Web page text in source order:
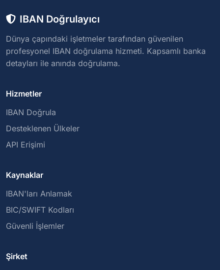
IBAN Doğrulayıcı
Dünya çapındaki işletmeler tarafından güvenilen
profesyonel IBAN doğrulama hizmeti. Kapsamlı banka
detayları ile anında doğrulama.
Hizmetler
IBAN Doğrula
Desteklenen Ülkeler
API Erişimi
Kaynaklar
IBAN'ları Anlamak
BIC/SWIFT Kodları
Güvenli İşlemler
Şirket